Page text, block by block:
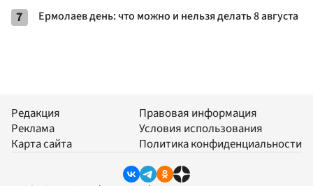
7 Ермолаев день: что можно и нельзя делать 8 августа
Редакция
Реклама
Карта сайта
Правовая информация
Условия использования
Политика конфиденциальности